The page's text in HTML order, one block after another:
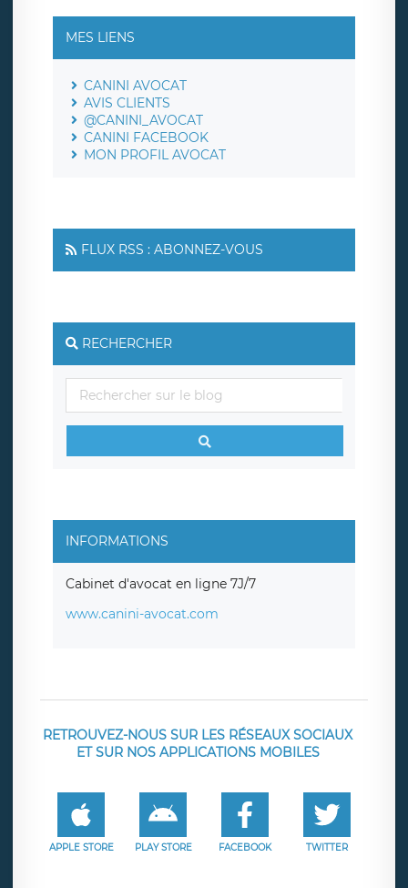
MES LIENS
CANINI AVOCAT
AVIS CLIENTS
@CANINI_AVOCAT
CANINI FACEBOOK
MON PROFIL AVOCAT
FLUX RSS : ABONNEZ-VOUS
RECHERCHER
INFORMATIONS
Cabinet d'avocat en ligne 7J/7
www.canini-avocat.com
RETROUVEZ-NOUS SUR LES RÉSEAUX SOCIAUX
ET SUR NOS APPLICATIONS MOBILES
APPLE STORE PLAY STORE FACEBOOK TWITTER